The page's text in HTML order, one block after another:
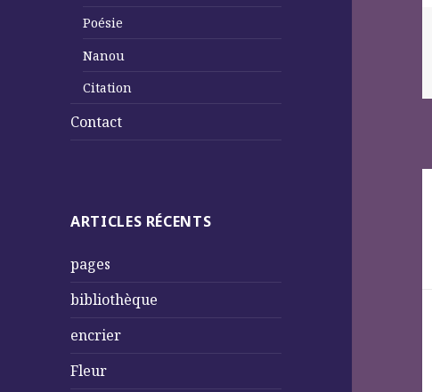
Poésie
Nanou
Citation
Contact
ARTICLES RÉCENTS
pages
bibliothèque
encrier
Fleur